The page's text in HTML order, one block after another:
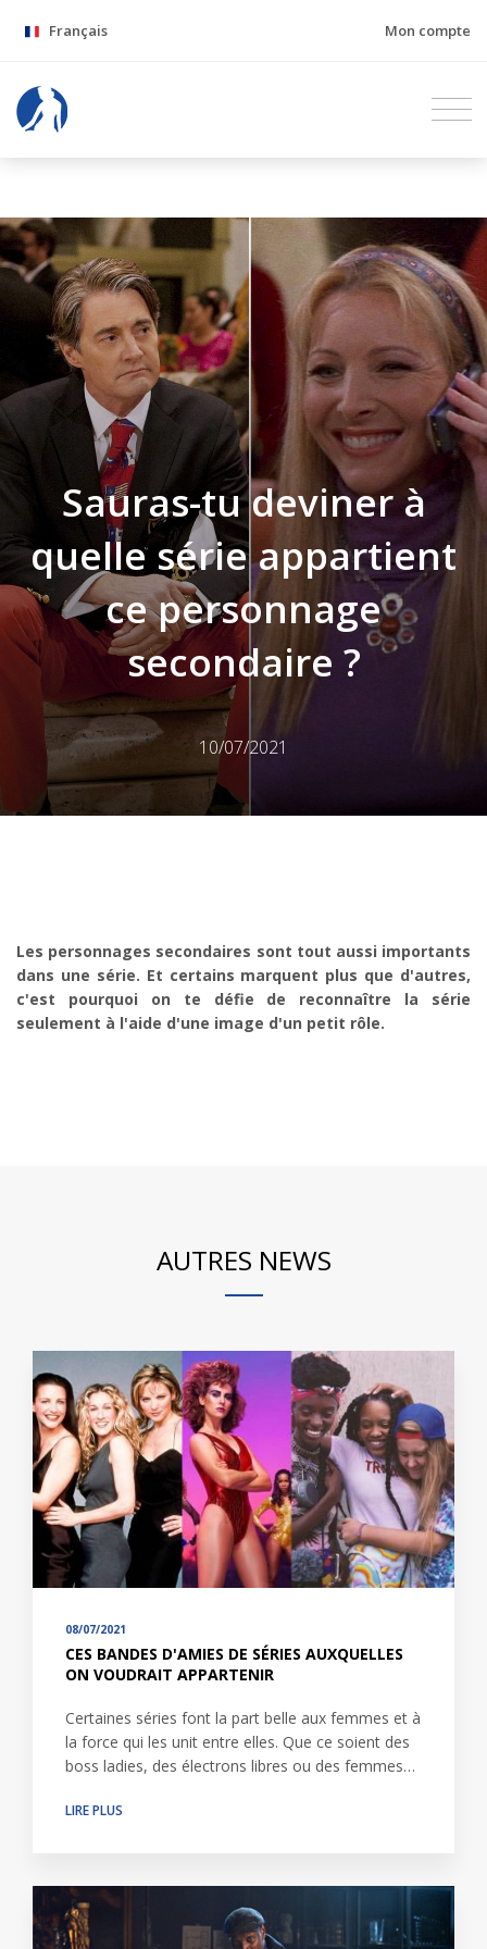
Français Mon compte
Sauras-tu deviner à
quelle série appartient
ce personnage
secondaire ?
10/07/2021
Les personnages secondaires sont tout aussi importants
dans une série. Et certains marquent plus que d'autres,
c'est pourquoi on te défie de reconnaître la série
seulement à l'aide d'une image d'un petit rôle.
AUTRES NEWS
08/07/2021
CES BANDES D'AMIES DE SÉRIES AUXQUELLES
ON VOUDRAIT APPARTENIR
Certaines séries font la part belle aux femmes et à
la force qui les unit entre elles. Que ce soient des
boss ladies, des électrons libres ou des femmes…
LIRE PLUS